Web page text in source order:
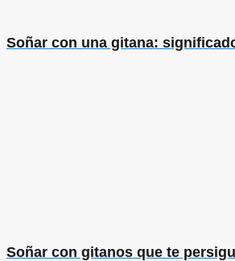
Soñar con una gitana:
Soñar con gitanos que te